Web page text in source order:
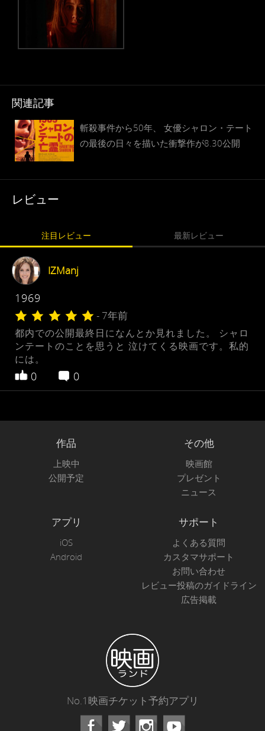
関連記事
斬殺事件から50年、 女優シャロン・テート
の最後の日々を描いた衝撃作が8.30公開
レビュー
注目レビュー 最新レビュー
IZManj
1969
- 7年前
都内での公開最終日になんとか見れました。 シャロ
ンテートのことを思うと 泣けてくる映画です。私的
には。
0 0
作品
上映中
公開予定
その他
映画館
プレゼント
ニュース
アプリ
iOS
Android
サポート
よくある質問
カスタマサポート
お問い合わせ
レビュー投稿のガイドライン
広告掲載
No.1映画チケット予約アプリ
Facebook Instagram